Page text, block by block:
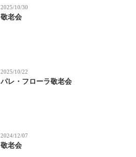
2025/10/30
敬老会
2025/10/22
パレ・フローラ敬老会
2024/12/07
敬老会